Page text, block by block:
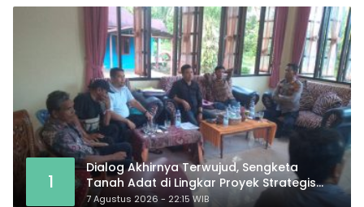
1
Dialog Akhirnya Terwujud, Sengketa
Tanah Adat di Lingkar Proyek Strategis
Nasional Memasuki Babak Baru
7 Agustus 2026 - 22:15 WIB